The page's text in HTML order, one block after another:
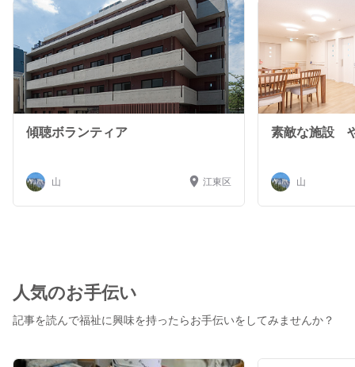
傾聴ボランティア
山 江東区
素敵な施設
山
人気のお手伝い
記事を読んで福祉に興味を持ったらお手伝いをしてみませんか？